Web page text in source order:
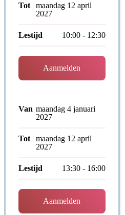
Tot
maandag 12 april
2027
Lestijd 10:00 - 12:30
Aanmelden
Van maandag 4 januari
2027
Tot
maandag 12 april
2027
Lestijd 13:30 - 16:00
Aanmelden